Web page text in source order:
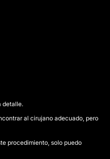
detalle.
al cirujano adecuado, pero
procedimiento, solo puedo